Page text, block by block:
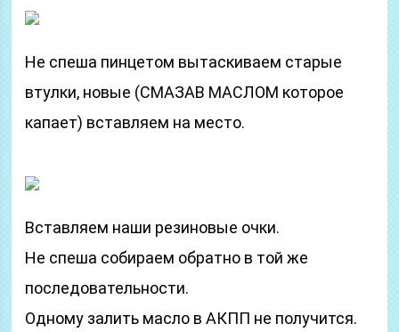
Не спеша пинцетом вытаскиваем старые
втулки, новые (СМАЗАВ МАСЛОМ которое
капает) вставляем на место.
Вставляем наши резиновые очки.
Не спеша собираем обратно в той же
последовательности.
Одному залить масло в АКПП не получится.